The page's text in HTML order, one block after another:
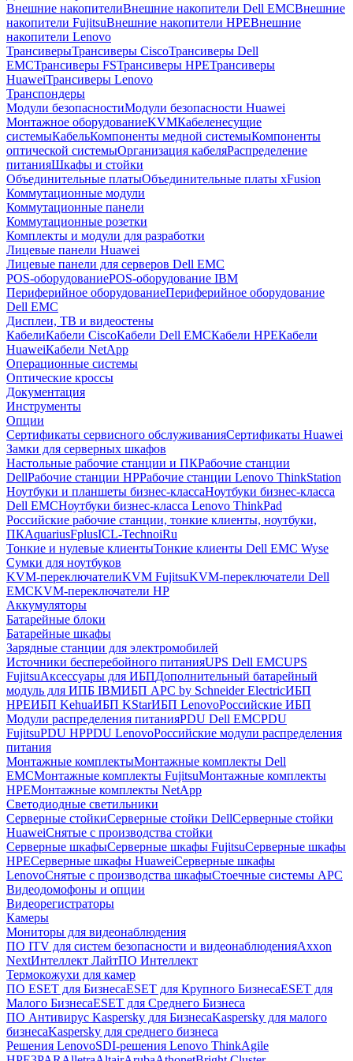
Внешние накопителиВнешние накопители Dell EMCВнешние
накопители FujitsuВнешние накопители HPEВнешние
накопители Lenovo
ТрансиверыТрансиверы CiscoТрансиверы Dell
EMCТрансиверы FSТрансиверы HPEТрансиверы
HuaweiТрансиверы Lenovo
Транспондеры
Модули безопасностиМодули безопасности Huawei
Монтажное оборудованиеKVMКабеленесущие
системыКабельКомпоненты медной системыКомпоненты
оптической системыОрганизация кабеляРаспределение
питанияШкафы и стойки
Объединительные платыОбъединительные платы xFusion
Коммутационные модули
Коммутационные панели
Коммутационные розетки
Комплекты и модули для разработки
Лицевые панели Huawei
Лицевые панели для серверов Dell EMC
POS-оборудованиеPOS-оборудование IBM
Периферийное оборудованиеПериферийное оборудование
Dell EMC
Дисплеи, ТВ и видеостены
КабелиКабели CiscoКабели Dell EMCКабели HPEКабели
HuaweiКабели NetApp
Операционные системы
Оптические кроссы
Документация
Инструменты
Опции
Сертификаты сервисного обслуживанияСертификаты Huawei
Замки для серверных шкафов
Настольные рабочие станции и ПКРабочие станции
DellРабочие станции HPРабочие станции Lenovo ThinkStation
Ноутбуки и планшеты бизнес-классаНоутбуки бизнес-класса
Dell EMCНоутбуки бизнес-класса Lenovo ThinkPad
Российские рабочие станции, тонкие клиенты, ноутбуки,
ПКAquariusFplusICL-TechnoiRu
Тонкие и нулевые клиентыТонкие клиенты Dell EMC Wyse
Сумки для ноутбуков
KVM-переключателиKVM FujitsuKVM-переключатели Dell
EMCKVM-переключатели HP
Аккумуляторы
Батарейные блоки
Батарейные шкафы
Зарядные станции для электромобилей
Источники бесперебойного питанияUPS Dell EMCUPS
FujitsuАксессуары для ИБПДополнительный батарейный
модуль для ИПБ IBMИБП APC by Schneider ElectricИБП
HPEИБП KehuaИБП KStarИБП LenovoРоссийские ИБП
Модули распределения питанияPDU Dell EMCPDU
FujitsuPDU HPPDU LenovoРоссийские модули распределения
питания
Монтажные комплектыМонтажные комплекты Dell
EMCМонтажные комплекты FujitsuМонтажные комплекты
HPEМонтажные комплекты NetApp
Светодиодные светильники
Серверные стойкиСерверные стойки DellСерверные стойки
HuaweiСнятые с производства стойки
Серверные шкафыСерверные шкафы FujitsuСерверные шкафы
HPEСерверные шкафы HuaweiСерверные шкафы
LenovoСнятые с производства шкафыСтоечные системы APC
Видеодомофоны и опции
Видеорегистраторы
Камеры
Мониторы для видеонаблюдения
ПО ITV для систем безопасности и видеонаблюденияAxxon
NextИнтеллект ЛайтПО Интеллект
Термокожухи для камер
ПО ESET для БизнесаESET для Крупного БизнесаESET для
Малого БизнесаESET для Среднего Бизнеса
ПО Антивирус Kaspersky для БизнесаKaspersky для малого
бизнесаKaspersky для среднего бизнеса
Решения LenovoSDI-решения Lenovo ThinkAgile